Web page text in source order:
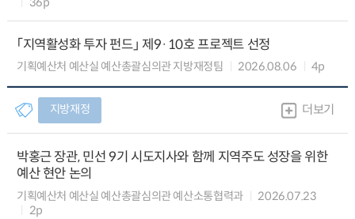
「지역활성화 투자 펀드」 제9·10호 프로젝트 선정
기획예산처 예산실 예산총괄심의관 지방재정팀 2026.08.06 4p
지방재정 더보기
박홍근 장관, 민선 9기 시도지사와 함께 지역주도 성장을 위한
예산 현안 논의
기획예산처 예산실 예산총괄심의관 예산소통협력과
2026.07.23
2p